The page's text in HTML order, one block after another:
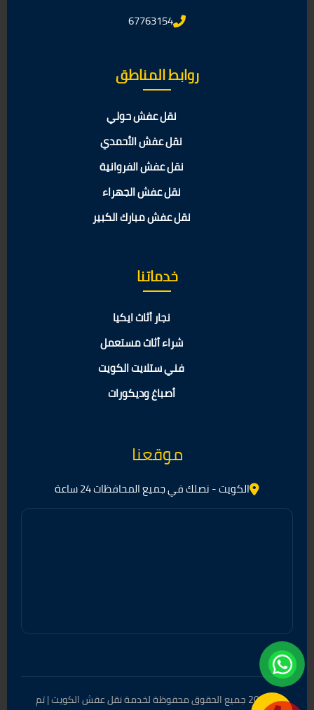
67763154
روابط المناطق
نقل عفش حولي
نقل عفش الأحمدي
نقل عفش الفروانية
نقل عفش الجهراء
نقل عفش مبارك الكبير
خدماتنا
نجار أثاث ايكيا
شراء أثاث مستعمل
فني ستلايت الكويت
أصباغ وديكورات
موقعنا
الكويت - نصلك في جميع المحافظات 24 ساعة
© 2026 جميع الحقوق محفوظة لخدمة نقل عفش الكويت | تم